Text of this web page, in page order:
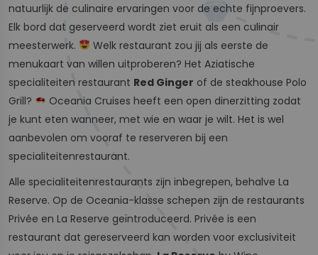
natuurlijk de culinaire ervaringen voor de echte fijnproevers.
Elk bord dat geserveerd wordt ziet eruit als een culinair
meesterwerk.
Welk restaurant zou jij als eerste de
menukaart van willen uitproberen? Het Aziatische
specialiteiten restaurant Red Ginger of de steakhouse Polo
Grill?
Oceania Cruises heeft een open dinerzitting zodat
je kunt eten wanneer, met wie en waar je wilt. Het is wel
aanbevolen om vooraf te reserveren bij een
specialiteitenrestaurant.
Alle specialiteitenrestaurants zijn inbegrepen, behalve La
Reserve. Op de Oceania-klasse schepen zijn de restaurants
Privée en La Reserve geïntroduceerd. Privée is een
restaurant dat gereserveerd kan worden voor exclusiviteit